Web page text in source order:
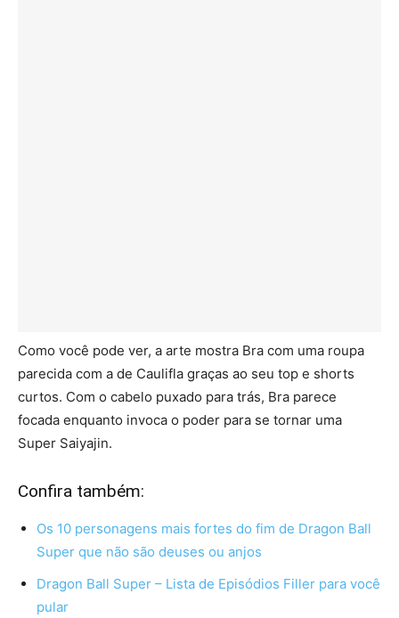
Como você pode ver, a arte mostra Bra com uma roupa
parecida com a de Caulifla graças ao seu top e shorts
curtos. Com o cabelo puxado para trás, Bra parece
focada enquanto invoca o poder para se tornar uma
Super Saiyajin.
Confira também:
Os 10 personagens mais fortes do fim de Dragon Ball
Super que não são deuses ou anjos
Dragon Ball Super – Lista de Episódios Filler para você
pular